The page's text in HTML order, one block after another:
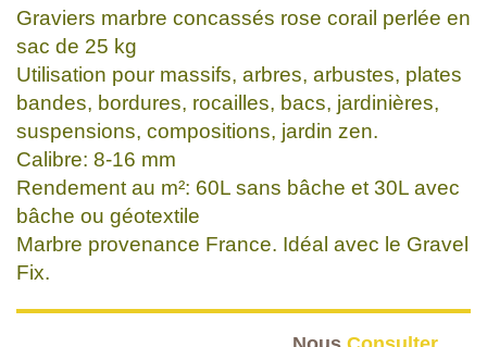
Graviers marbre concassés rose corail perlée en
sac de 25 kg
Utilisation pour massifs, arbres, arbustes, plates
bandes, bordures, rocailles, bacs, jardinières,
suspensions, compositions, jardin zen.
Calibre: 8-16 mm
Rendement au m²: 60L sans bâche et 30L avec
bâche ou géotextile
Marbre provenance France. Idéal avec le Gravel
Fix.